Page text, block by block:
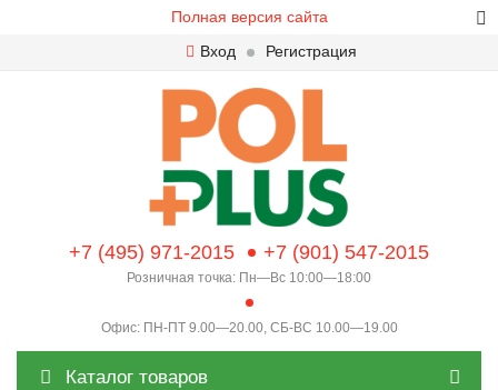
Полная версия сайта
Вход
Регистрация
+7 (495) 971-2015 +7 (901) 547-2015
Розничная точка: Пн—Вс 10:00—18:00
Офис: ПН-ПТ 9.00—20.00, СБ-ВС 10.00—19.00
Каталог товаров